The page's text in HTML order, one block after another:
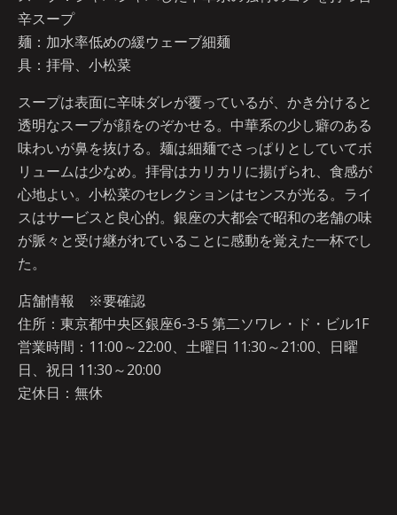
辛スープ
麺：加水率低めの緩ウェーブ細麺
具：拝骨、小松菜
スープは表面に辛味ダレが覆っているが、かき分けると
透明なスープが顔をのぞかせる。中華系の少し癖のある
味わいが鼻を抜ける。麺は細麺でさっぱりとしていてボ
リュームは少なめ。拝骨はカリカリに揚げられ、食感が
心地よい。小松菜のセレクションはセンスが光る。ライ
スはサービスと良心的。銀座の大都会で昭和の老舗の味
が脈々と受け継がれていることに感動を覚えた一杯でし
た。
店舗情報 ※要確認
住所：東京都中央区銀座6-3-5 第二ソワレ・ド・ビル1F
営業時間：11:00～22:00、土曜日 11:30～21:00、日曜
日、祝日 11:30～20:00
定休日：無休